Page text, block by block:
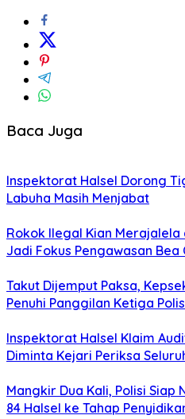
Baca Juga
Inspektorat Halsel Dorong
Labuha Masih Menjabat
Rokok Ilegal Kian
Jadi Fokus Pengawasan Bea
Takut Dijemput Paksa,
Penuhi Panggilan Ketiga
Inspektorat Halsel Klaim
Diminta Kejari Periksa
Mangkir Dua Kali, Polisi Siap
84 Halsel ke Tahap